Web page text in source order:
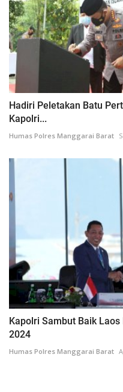
Hadiri Peletakan Batu
Kapolri...
Humas Polres Manggarai Barat
Kapolri Sambut Baik
2024
Humas Polres Manggarai Barat